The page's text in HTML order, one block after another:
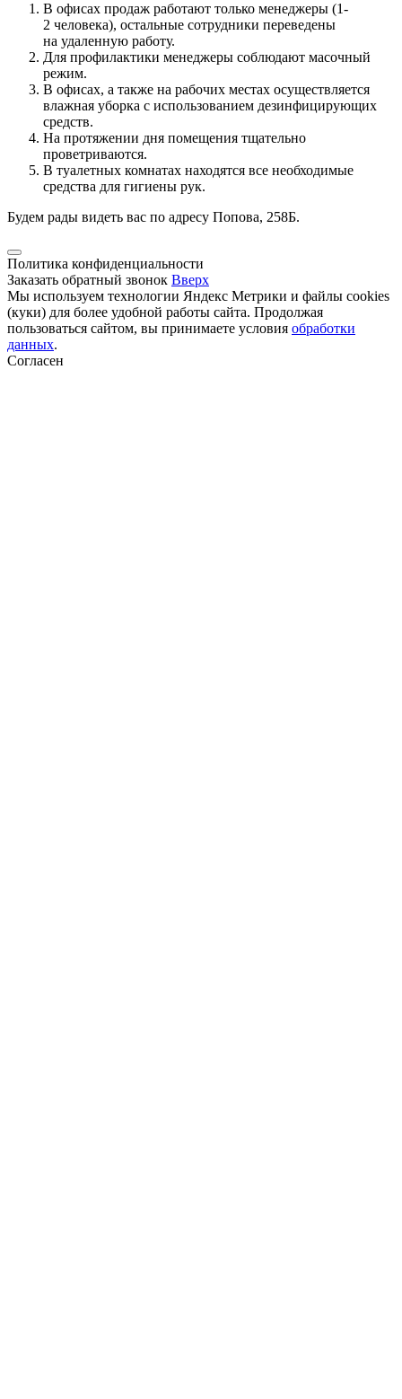
В офисах продаж работают только менеджеры (1-
2 человека), остальные сотрудники переведены
на удаленную работу.
Для профилактики менеджеры соблюдают масочный
режим.
В офисах, а также на рабочих местах осуществляется
влажная уборка с использованием дезинфицирующих
средств.
На протяжении дня помещения тщательно
проветриваются.
В туалетных комнатах находятся все необходимые
средства для гигиены рук.
Будем рады видеть вас по адресу Попова, 258Б.
Политика конфиденциальности
Заказать обратный звонок Вверх
Мы используем технологии Яндекс Метрики и файлы cookies
(куки) для более удобной работы сайта. Продолжая
пользоваться сайтом, вы принимаете условия обработки
данных.
Согласен